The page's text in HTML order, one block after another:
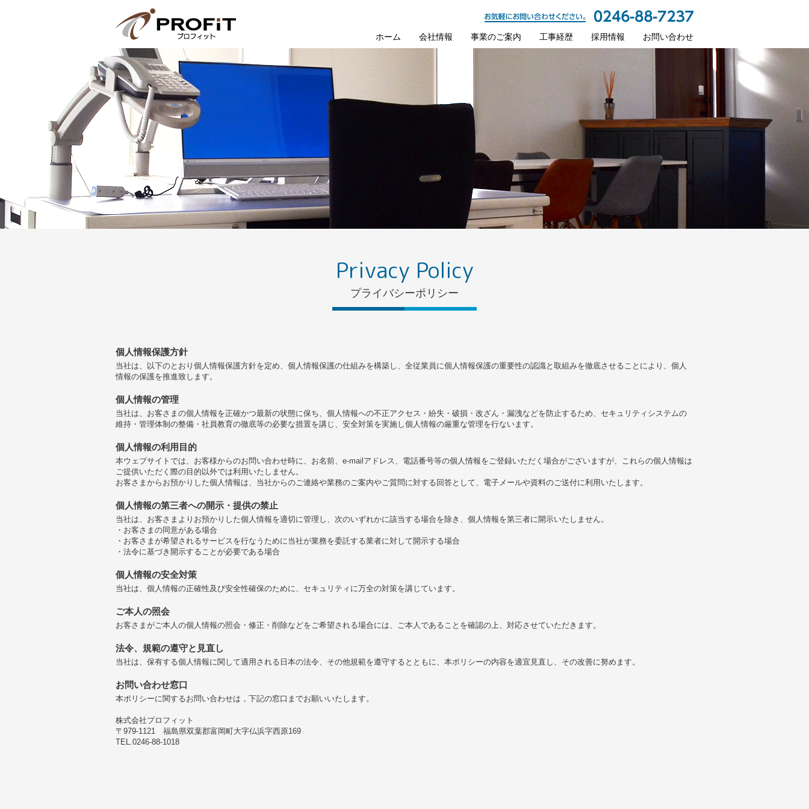
ホーム 会社情報 事業のご案内 工事経歴 採用情報 お問い合わせ
Privacy Policy
プライバシーポリシー
個人情報保護方針
当社は、以下のとおり個人情報保護方針を定め、個人情報保護の仕組みを構築し、全従業員に個人情報保護の重要性の認識と取組みを徹底させることにより、個人
情報の保護を推進致します。
個人情報の管理
当社は、お客さまの個人情報を正確かつ最新の状態に保ち、個人情報への不正アクセス・紛失・破損・改ざん・漏洩などを防止するため、セキュリティシステムの
維持・管理体制の整備・社員教育の徹底等の必要な措置を講じ、安全対策を実施し個人情報の厳重な管理を行ないます。
個人情報の利用目的
本ウェブサイトでは、お客様からのお問い合わせ時に、お名前、e-mailアドレス、電話番号等の個人情報をご登録いただく場合がございますが、これらの個人情報は
ご提供いただく際の目的以外では利用いたしません。
お客さまからお預かりした個人情報は、当社からのご連絡や業務のご案内やご質問に対する回答として、電子メールや資料のご送付に利用いたします。
個人情報の第三者への開示・提供の禁止
当社は、お客さまよりお預かりした個人情報を適切に管理し、次のいずれかに該当する場合を除き、個人情報を第三者に開示いたしません。
・お客さまの同意がある場合
・お客さまが希望されるサービスを行なうために当社が業務を委託する業者に対して開示する場合
・法令に基づき開示することが必要である場合
個人情報の安全対策
当社は、個人情報の正確性及び安全性確保のために、セキュリティに万全の対策を講じています。
ご本人の照会
お客さまがご本人の個人情報の照会・修正・削除などをご希望される場合には、ご本人であることを確認の上、対応させていただきます。
法令、規範の遵守と見直し
当社は、保有する個人情報に関して適用される日本の法令、その他規範を遵守するとともに、本ポリシーの内容を適宜見直し、その改善に努めます。
お問い合わせ窓口
本ポリシーに関するお問い合わせは，下記の窓口までお願いいたします。
株式会社プロフィット
〒979-1121 福島県双葉郡富岡町大字仏浜字西原169
TEL.0246-88-1018